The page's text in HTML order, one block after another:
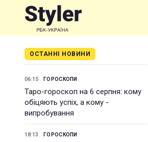
ОСТАННІ НОВИНИ
06:15 ГОРОСКОПИ
Таро-гороскоп на 6 серпня: кому
обіцяють успіх, а кому -
випробування
18:13 ГОРОСКОПИ